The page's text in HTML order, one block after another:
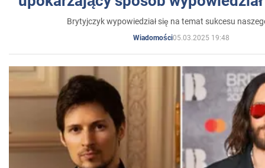
Brytyjczyk wypowiedział się na temat sukcesu
Wiadomości05.03.2025 19:48